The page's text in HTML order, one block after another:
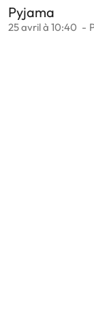
Pyjama
25 avril à 10:40